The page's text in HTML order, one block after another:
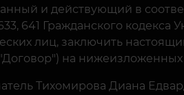
и действующий в
641 Гражданского кодекса
лиц, заключить
на нижеизложенных
Тихомирова Диана